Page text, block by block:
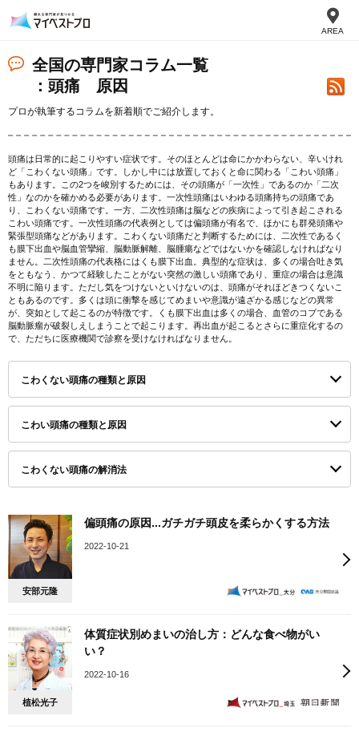
AREA
全国の専門家コラム一覧
：頭痛 原因
プロが執筆するコラムを新着順でご紹介します。
頭痛は日常的に起こりやすい症状です。そのほとんどは命にかかわらない、辛いけれ
ど「こわくない頭痛」です。しかし中には放置しておくと命に関わる「こわい頭痛」
もあります。この2つを峻別するためには、その頭痛が「一次性」であるのか「二次
性」なのかを確かめる必要があります。一次性頭痛はいわゆる頭痛持ちの頭痛であ
り、こわくない頭痛です。一方、二次性頭痛は脳などの疾病によって引き起こされる
こわい頭痛です。一次性頭痛の代表例としては偏頭痛が有名で、ほかにも群発頭痛や
緊張型頭痛などがあります。こわくない頭痛だと判断するためには、二次性であるく
も膜下出血や脳血管攣縮、脳動脈解離、脳腫瘍などではないかを確認しなければなり
ません。二次性頭痛の代表格にはくも膜下出血。典型的な症状は、多くの場合吐き気
をともなう、かつて経験したことがない突然の激しい頭痛であり、重症の場合は意識
不明に陥ります。ただし気をつけないといけないのは、頭痛がそれほどきつくないこ
ともあるのです。多くは頭に衝撃を感じてめまいや意識が遠ざかる感じなどの異常
が、突如として起こるのが特徴です。くも膜下出血は多くの場合、血管のコブである
脳動脈瘤が破裂しえしまうことで起こります。再出血が起こるとさらに重症化するの
で、ただちに医療機関で診察を受けなければなりません。
こわくない頭痛の種類と原因
こわい頭痛の種類と原因
こわくない頭痛の解消法
安部元隆
偏頭痛の原因...ガチガチ頭皮を柔らかくする方法
2022-10-21
植松光子
体質症状別めまいの治し方：どんな食べ物がい
い？
2022-10-16